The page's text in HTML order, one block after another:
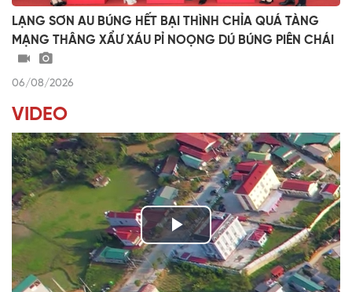
LẠNG SƠN AU BÚNG HẾT BẠI THÌNH CHỈA QUÁ TÀNG
MẠNG THÂNG XẨƯ XÁU PỈ NOỌNG DÚ BÚNG PIÊN CHÁI
06/08/2026
VIDEO
P
l